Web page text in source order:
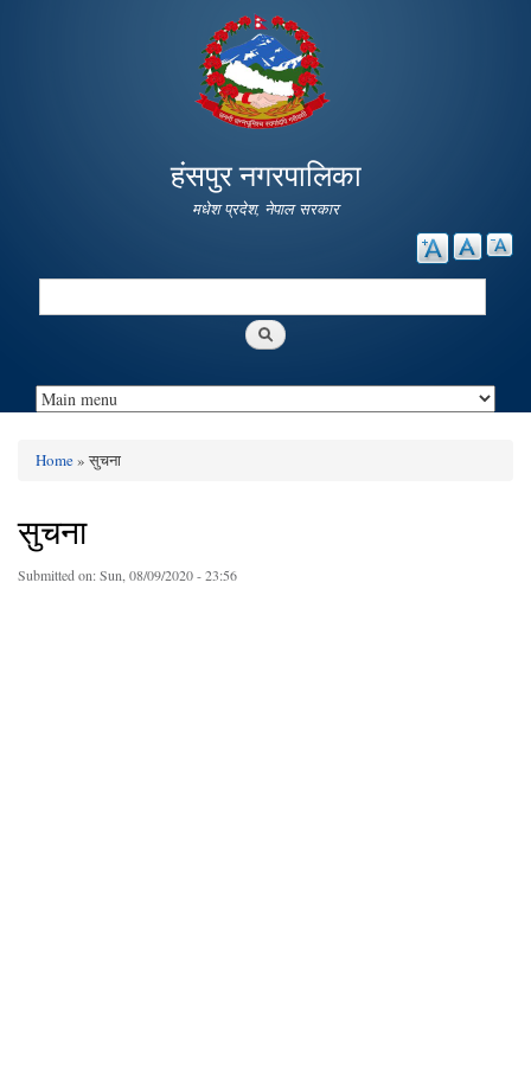
main
content
हंसपुर नगरपालिका
मधेश प्रदेश, नेपाल सरकार
Search
You are here
Home» सुचना
सुचना
Submitted on:Sun, 08/09/2020 - 23:56